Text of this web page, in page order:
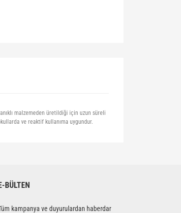
malzemeden üretildiği için uzun süreli
ve reaktif kullanıma uygundur.
BÜLTEN
kampanya ve duyurulardan haberdar